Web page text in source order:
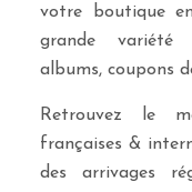
votre boutique
grande variété
albums, coupons
Retrouvez le
françaises &
des arrivages